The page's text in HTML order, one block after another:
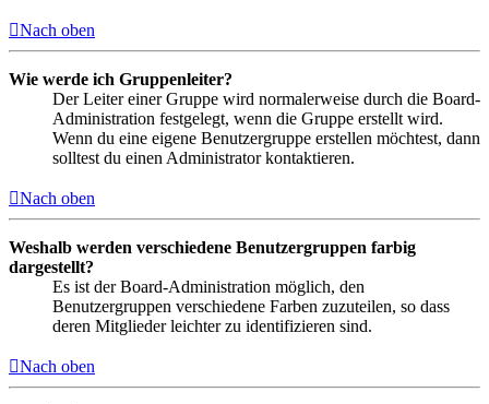
Nach oben
Wie werde ich Gruppenleiter?
Der Leiter einer Gruppe wird normalerweise durch die Board-
Administration festgelegt, wenn die Gruppe erstellt wird.
Wenn du eine eigene Benutzergruppe erstellen möchtest, dann
solltest du einen Administrator kontaktieren.
Nach oben
Weshalb werden verschiedene Benutzergruppen farbig
dargestellt?
Es ist der Board-Administration möglich, den
Benutzergruppen verschiedene Farben zuzuteilen, so dass
deren Mitglieder leichter zu identifizieren sind.
Nach oben